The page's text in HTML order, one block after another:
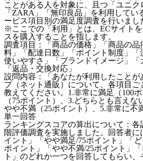
ことがある人を対象に、且つ「ユニク
「ZARA」「無印良品」を利用してい
ービス項目別の満足度調査を行いまし
※ここでの「利用」とは、ECサイト
スを購入することを指します。
調査項目：「商品の価格」「商品の品
料」「配達日数」「ポイント制度」
使いやすさ」「ブランドイメージ」「
「返品・交換対応」
設問内容：「あなたが利用したことが
プ（ネット通販）について、各項目
教えてください。1.非常に満足（100
（75ポイント）、3.どちらとも言えな
やや不満（25ポイント）、5.非常に不
単一回答
ランキングスコアの算出について：
階評価調査を実施しました。回答者に
イント」「やや満足/75ポイント」「
ポイント」「やや不満/25ポイント」
ト」のどれか一つを回答してもらい